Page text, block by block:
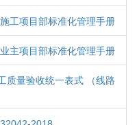
工项目部标准化管理手册
主项目部标准化管理手册
质量验收统一表式 （线路